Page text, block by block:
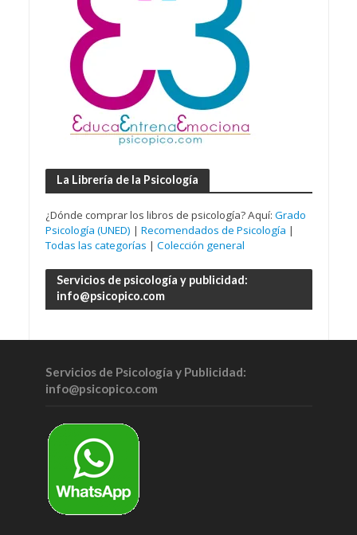
La Librería de la Psicología
¿Dónde comprar los libros de psicología? Aquí: Grado
Psicología (UNED) | Recomendados de Psicología |
Todas las categorías | Colección general
Servicios de psicología y publicidad:
info@psicopico.com
Servicios de Psicología y Publicidad:
info@psicopico.com